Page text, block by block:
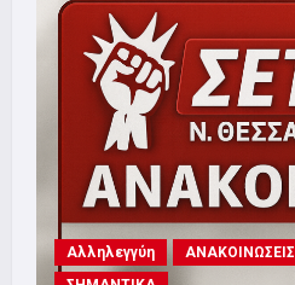
Αλληλεγγύη ΑΝΑΚΟΙΝΩΣΕΙΣ